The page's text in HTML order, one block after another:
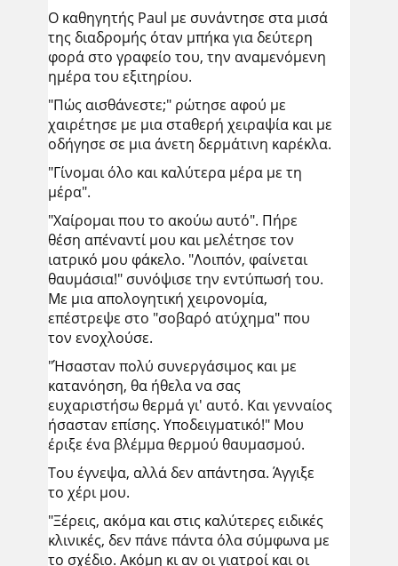
Ο καθηγητής Paul με συνάντησε στα μισά
της διαδρομής όταν μπήκα για δεύτερη
φορά στο γραφείο του, την αναμενόμενη
ημέρα του εξιτηρίου.
"Πώς αισθάνεστε;" ρώτησε αφού με
χαιρέτησε με μια σταθερή χειραψία και με
οδήγησε σε μια άνετη δερμάτινη καρέκλα.
"Γίνομαι όλο και καλύτερα μέρα με τη
μέρα".
"Χαίρομαι που το ακούω αυτό". Πήρε
θέση απέναντί μου και μελέτησε τον
ιατρικό μου φάκελο. "Λοιπόν, φαίνεται
θαυμάσια!" συνόψισε την εντύπωσή του.
Με μια απολογητική χειρονομία,
επέστρεψε στο "σοβαρό ατύχημα" που
τον ενοχλούσε.
"Ήσασταν πολύ συνεργάσιμος και με
κατανόηση, θα ήθελα να σας
ευχαριστήσω θερμά γι' αυτό. Και γενναίος
ήσασταν επίσης. Υποδειγματικό!" Μου
έριξε ένα βλέμμα θερμού θαυμασμού.
Του έγνεψα, αλλά δεν απάντησα. Άγγιξε
το χέρι μου.
"Ξέρεις, ακόμα και στις καλύτερες ειδικές
κλινικές, δεν πάνε πάντα όλα σύμφωνα με
το σχέδιο. Ακόμη κι αν οι γιατροί και οι